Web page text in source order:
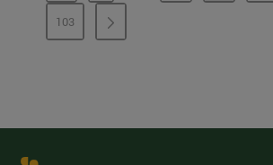
PÁGINA
103